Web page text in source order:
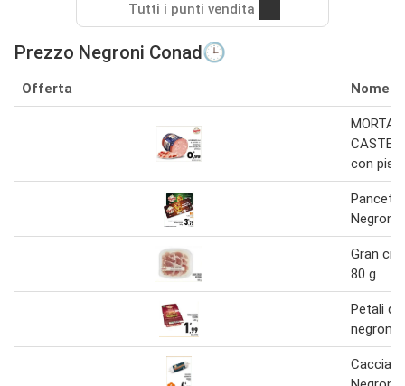
Tutti i punti vendita
Prezzo Negroni Conad🕒
Offerta Nome
con
Negroni
Gran
80 g
Petali di
negroni